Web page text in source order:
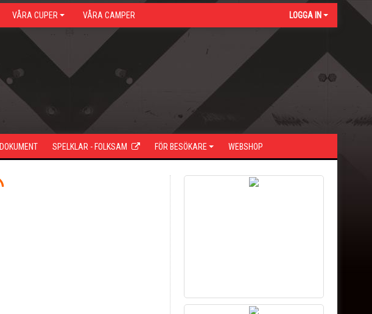
VÅRA CUPER VÅRA CAMPER LOGGA IN
DOKUMENT SPELKLAR - FOLKSAM FÖR BESÖKARE WEBSHOP